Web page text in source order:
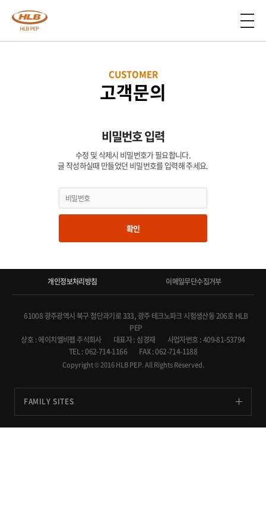
CUSTOMER
고객문의
비밀번호 입력
수정 및 삭제시 비밀번호가 필요합니다.
글 작성하실때 만들었던 비밀번호를 입력해 주세요.
확인
개인정보처리방침 이메일무단수집거부
61008 광주광역시 북구 첨단과기로 333, 광주 테크노파크 시험생산동 206호 HLB
PEP
상호 : 에이치엘비펩 주식회사
대표자 : 심경재
사업자번호 : 409-81-53794
TEL : 062-714-1166
FAX : 062-714-1188
Copyright © 2016 HLB PEP. All Rights Reserved.
FAMILY SITES